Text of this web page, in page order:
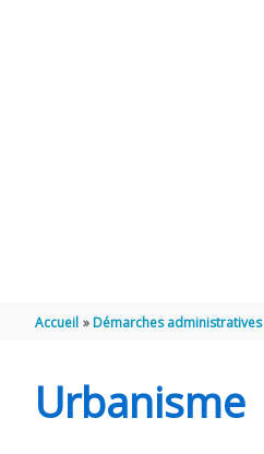
Accueil Démarches administratives
Urbanisme